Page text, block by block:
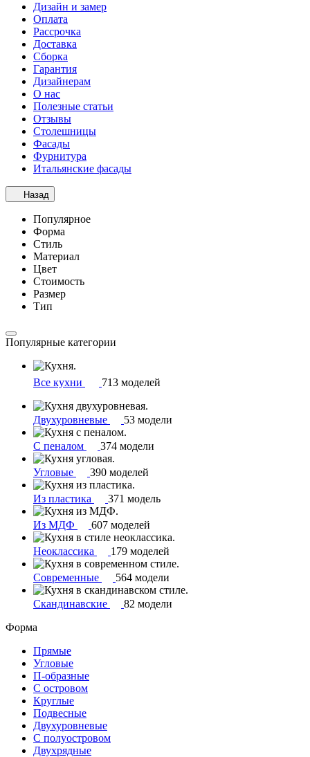
Дизайн и замер
Оплата
Рассрочка
Доставка
Сборка
Гарантия
Дизайнерам
О нас
Полезные статьи
Отзывы
Столешницы
Фасады
Фурнитура
Итальянские фасады
Назад
Популярное
Форма
Стиль
Материал
Цвет
Стоимость
Размер
Тип
Популярные категории
Все кухни 713 моделей
Двухуровневые 53 модели
С пеналом 374 модели
Угловые 390 моделей
Из пластика 371 модель
Из МДФ 607 моделей
Неоклассика 179 моделей
Современные 564 модели
Скандинавские
82 модели
Форма
Прямые
Угловые
П-образные
С островом
Круглые
Подвесные
Двухуровневые
С полуостровом
Двухрядные